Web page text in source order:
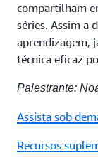
compartilham
séries. Assim a
aprendizagem,
técnica eficaz
Palestrante:
Assista sob
Recursos